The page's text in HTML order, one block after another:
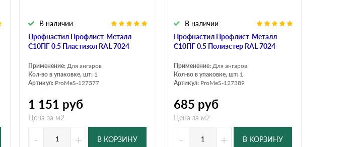
Профнастил Профлист-Металл
C10ПГ 0.5 Пластизол RAL 7024
В наличии
Применение: Для ангаров
Кол-во в упаковке, шт: 1
Артикул: ProMeS-127377
1 151 руб
Цена за м2
- + В КОРЗИНУ
Профнастил Профлист-Металл
C10ПГ 0.5 Полиэстер RAL 7024
В наличии
Применение: Для ангаров
Кол-во в упаковке, шт: 1
Артикул: ProMeS-127389
685 руб
Цена за м2
- + В КОРЗИНУ